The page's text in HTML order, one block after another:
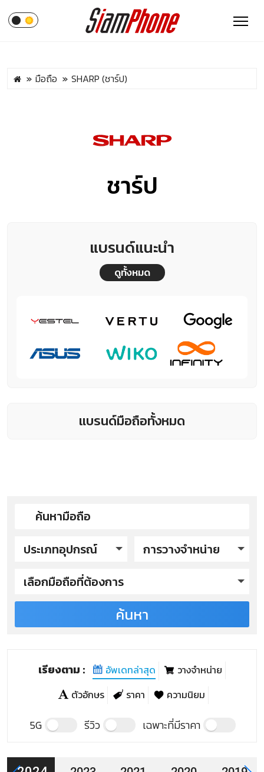
มือถือ SHARP (ชาร์ป)
ชาร์ป
แบรนด์แนะนำ
ดูทั้งหมด
แบรนด์มือถือทั้งหมด
ประเภทอุปกรณ์
การวางจำหน่าย
เลือกมือถือที่ต้องการ
SHARP รุ่นปี 2024
SHARP รุ่นปี 2023
SHARP Aquos sense 7 plus
SHARP รุ่นปี 2021
ค้นหา
เรียงตาม : อัพเดทล่าสุด
วางจำหน่าย
ตัวอักษร
ราคา ความนิยม
5G รีวิว เฉพาะที่มีราคา